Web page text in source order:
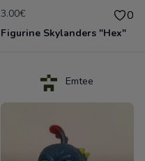
3.00€ 0
Figurine Skylanders "Hex"
Emtee